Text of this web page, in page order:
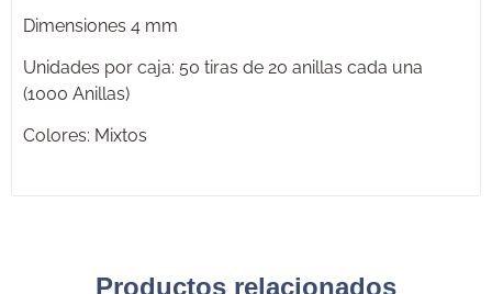
Dimensiones 4 mm
Unidades por caja: 50 tiras de 20 anillas cada una
(1000 Anillas)
Colores: Mixtos
Productos relacionados